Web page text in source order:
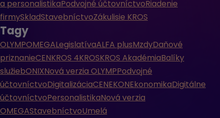
a personalistikaPodvojné účtovníctvoRiadenie
firmySkladStavebníctvoZákulisie KROS
Tagy
OLYMPOMEGALegislatívaALFA plusMzdyDaňové
priznanieCENKROS 4KROSKROS AkadémiaBalíky
služiebONIXNová verzia OLYMPPodvojné
účtovníctvoDigitalizáciaCENEKONEkonomikaDigitálne
účtovníctvoPersonalistikaNová verzia
OMEGAStavebníctvoUmelá